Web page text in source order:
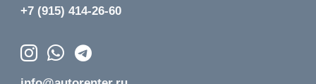
+7 (915) 414-26-60